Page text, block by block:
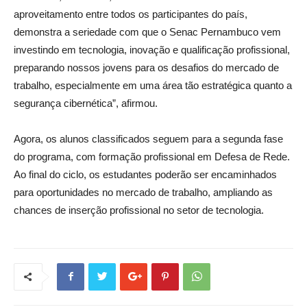
aproveitamento entre todos os participantes do país,
demonstra a seriedade com que o Senac Pernambuco vem
investindo em tecnologia, inovação e qualificação profissional,
preparando nossos jovens para os desafios do mercado de
trabalho, especialmente em uma área tão estratégica quanto a
segurança cibernética”, afirmou.
Agora, os alunos classificados seguem para a segunda fase
do programa, com formação profissional em Defesa de Rede.
Ao final do ciclo, os estudantes poderão ser encaminhados
para oportunidades no mercado de trabalho, ampliando as
chances de inserção profissional no setor de tecnologia.